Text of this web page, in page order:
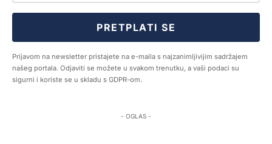
PRETPLATI SE
Prijavom na newsletter pristajete na e-maila s najzanimljivijim sadržajem
našeg portala. Odjaviti se možete u svakom trenutku, a vaši podaci su
sigurni i koriste se u skladu s GDPR-om.
- OGLAS -